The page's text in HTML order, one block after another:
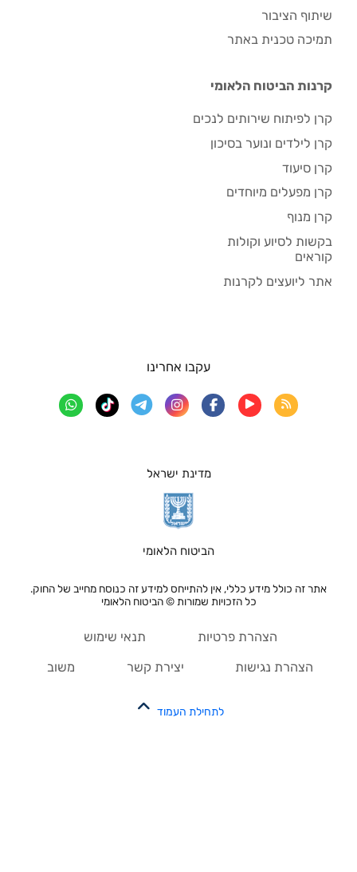
שיתוף הציבור
תמיכה טכנית באתר
קרנות הביטוח הלאומי
קרן לפיתוח שירותים לנכים
קרן לילדים ונוער בסיכון
קרן סיעוד
קרן מפעלים מיוחדים
קרן מנוף
בקשות לסיוע וקולות
קוראים
אתר ליועצים לקרנות
מדינת ישראל
הביטוח הלאומי
אתר זה כולל מידע כללי, אין להתייחס למידע זה כנוסח מחייב של החוק.
כל הזכויות שמורות © הביטוח הלאומי
עקבו אחרינו
הצהרת פרטיות תנאי שימוש
הצהרת נגישות יצירת קשר משוב
לתחילת העמוד